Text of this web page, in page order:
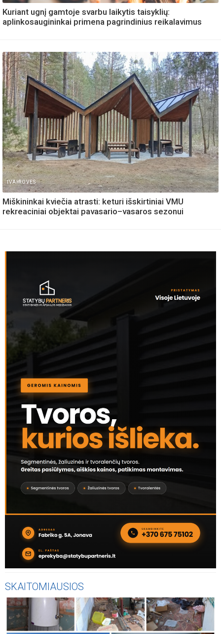
SKAITOMIAUSIOS
Kuriant ugnį gamtoje svarbu laikytis taisyklių:
aplinkosaugininkai primena pagrindinius reikalavimus
IVAIROVES
Miškininkai kviečia atrasti: keturi išskirtiniai VMU
rekreaciniai objektai pavasario–vasaros sezonui